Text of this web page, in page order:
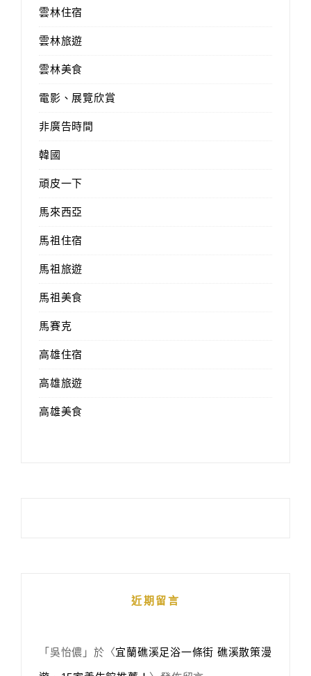
雲林住宿
雲林旅遊
雲林美食
電影、展覽欣賞
非廣告時間
韓國
頑皮一下
馬來西亞
馬祖住宿
馬祖旅遊
馬祖美食
馬賽克
高雄住宿
高雄旅遊
高雄美食
近期留言
「 吳怡儂 」於〈宜蘭礁溪足浴一條街 礁溪散策漫